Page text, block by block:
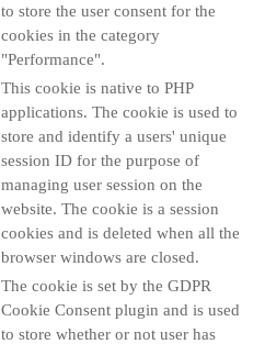
to store the user consent for the
cookies in the category
"Performance".
This cookie is native to PHP
applications. The cookie is used to
store and identify a users' unique
session ID for the purpose of
managing user session on the
website. The cookie is a session
cookies and is deleted when all the
browser windows are closed.
The cookie is set by the GDPR
Cookie Consent plugin and is used
to store whether or not user has